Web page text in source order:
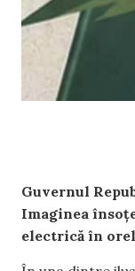
Guvernul
Imaginea
electrică în